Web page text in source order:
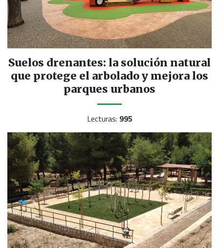
Suelos drenantes: la solución natural
que protege el arbolado y mejora los
parques urbanos
Lecturas: 995